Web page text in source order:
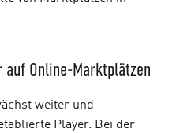
Online-Marktplätzen
weiter und
Player. Bei der